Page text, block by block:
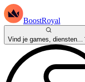
BoostRoyal
Vind je games, diensten...